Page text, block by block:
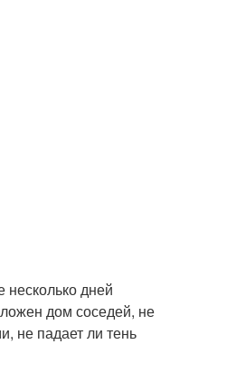
несколько дней
дом соседей, не
не падает ли тень